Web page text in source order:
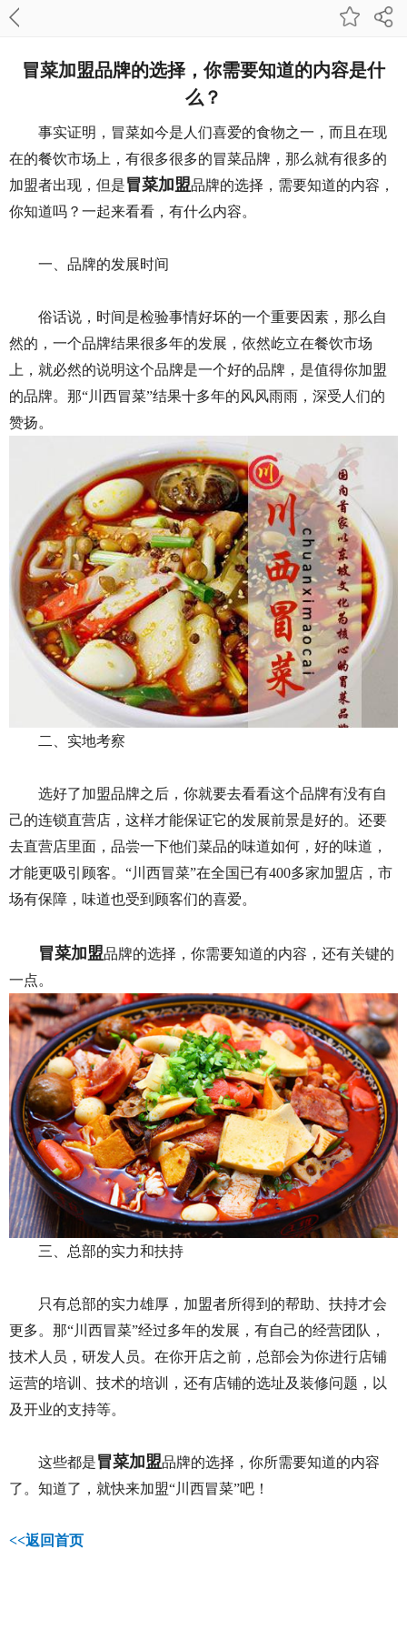
冒菜加盟品牌的选择，你需要知道的内容是什
么？
事实证明，冒菜如今是人们喜爱的食物之一，而且在现
在的餐饮市场上，有很多很多的冒菜品牌，那么就有很多的
加盟者出现，但是冒菜加盟品牌的选择，需要知道的内容，
你知道吗？一起来看看，有什么内容。
一、品牌的发展时间
俗话说，时间是检验事情好坏的一个重要因素，那么自
然的，一个品牌结果很多年的发展，依然屹立在餐饮市场
上，就必然的说明这个品牌是一个好的品牌，是值得你加盟
的品牌。那“川西冒菜”结果十多年的风风雨雨，深受人们的
赞扬。
二、实地考察
选好了加盟品牌之后，你就要去看看这个品牌有没有自
己的连锁直营店，这样才能保证它的发展前景是好的。还要
去直营店里面，品尝一下他们菜品的味道如何，好的味道，
才能更吸引顾客。“川西冒菜”在全国已有400多家加盟店，市
场有保障，味道也受到顾客们的喜爱。
冒菜加盟品牌的选择，你需要知道的内容，还有关键的
一点。
三、总部的实力和扶持
只有总部的实力雄厚，加盟者所得到的帮助、扶持才会
更多。那“川西冒菜”经过多年的发展，有自己的经营团队，
技术人员，研发人员。在你开店之前，总部会为你进行店铺
运营的培训、技术的培训，还有店铺的选址及装修问题，以
及开业的支持等。
这些都是冒菜加盟品牌的选择，你所需要知道的内容
了。知道了，就快来加盟“川西冒菜”吧！
<<返回首页